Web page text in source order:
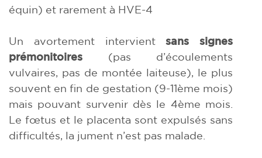
équin) et rarement à HVE-4
Un avortement intervientsans signes
prémonitoires (pas d’écoulements
vulvaires, pas de montée laiteuse), le plus
souvent en fin de gestation (9-11ème mois)
mais pouvant survenir dès le 4ème mois.
Le fœtus et le placenta sont expulsés sans
difficultés, la jument n’est pas malade.